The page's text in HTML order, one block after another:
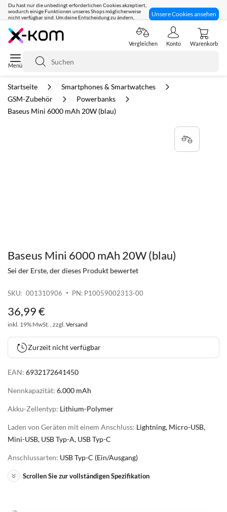
Du hast nur die unbedingt erforderlichen Cookies akzeptiert,
wodurch einige Funktionen unseres Shops möglicherweise
nicht verfügbar sind. Um deine Entscheidung zu ändern,
Unsere Cookies ansehen
Seit 8 Jahren für dich da!
Suche
Vergleichen Konto Warenkorb
Startseite
Smartphones & Smartwatches
GSM-Zubehör
Powerbanks
Baseus Mini 6000 mAh 20W (blau)
Baseus Mini 6000 mAh 20W (blau)
SKU 001310906 PN: P10059002313-00
Sei der Erste, der dieses Produkt bewertet
EAN: 6932172641450
Nennkapazität: 6.000 mAh
Akku-Zellentyp: Lithium-Polymer
Laden von Geräten mit einem Anschluss: Lightning, Micro-USB,
Mini-USB, USB Typ-A, USB Typ-C
Anschlussarten: USB Typ-C (Ein/Ausgang)
Scrollen Sie zur vollständigen Spezifikation
36,99€
inkl. 19% MwSt. , zzgl. Versand
Zurzeit nicht verfügbar
Zum
Bildgalerie